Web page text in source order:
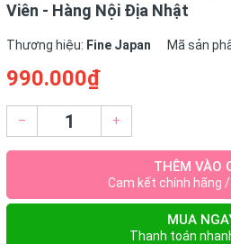
Viên - Hàng Nội Địa Nhật
Thương hiệu: Fine Japan Mã sản
990.000₫
– +
THÊM VÀO
Cam kết chính hãng
MUA
Thanh toán